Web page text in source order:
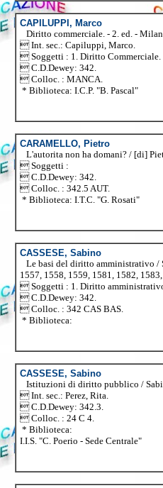
CAPILUPPI, Marco
Diritto commerciale. - 2. ed. -
 Int. sec.: Capiluppi, Marco.
 Soggetti : 1. Diritto Commerciale.
 C.D.Dewey: 342.
 Colloc. : MANCA.
* Biblioteca: I.C.P. "B. Pascal"
CARAMELLO, Pietro
L'autorita non ha domani? / [di]
 Soggetti :
 C.D.Dewey: 342.
 Colloc. : 342.5 AUT.
* Biblioteca: I.T.C. "G. Rosati"
CASSESE, Sabino
Le basi del diritto amministrativo /
1557, 1558, 1559, 1581, 1582,
 Soggetti : 1. Diritto
 C.D.Dewey: 342.
 Colloc. : 342 CAS BAS.
* Biblioteca:
CASSESE, Sabino
Istituzioni di diritto pubblico /
 Int. sec.: Perez, Rita.
 C.D.Dewey: 342.3.
 Colloc. : 24 C 4.
* Biblioteca:
I.I.S. "C. Poerio - Sede Centrale"